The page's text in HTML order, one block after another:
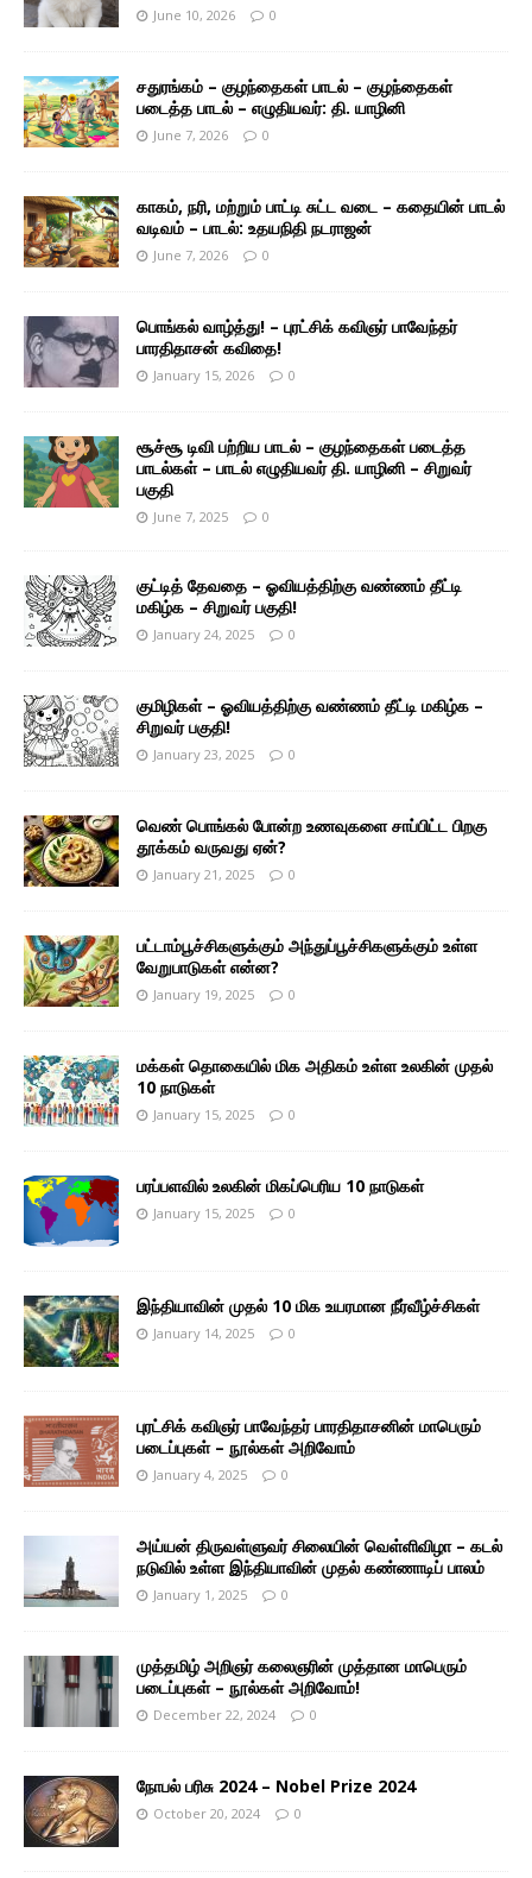
June 10, 2026 0
சதுரங்கம் – குழந்தைகள் பாடல் – குழந்தைகள்
படைத்த பாடல் – எழுதியவர்: தி. யாழினி
June 7, 2026 0
காகம், நரி, மற்றும் பாட்டி சுட்ட வடை – கதையின் பாடல்
வடிவம் – பாடல்: உதயநிதி நடராஜன்
June 7, 2026 0
பொங்கல் வாழ்த்து! – புரட்சிக் கவிஞர் பாவேந்தர்
பாரதிதாசன் கவிதை!
January 15, 2026 0
சூச்சூ டிவி பற்றிய பாடல் – குழந்தைகள் படைத்த
பாடல்கள் – பாடல் எழுதியவர் தி. யாழினி – சிறுவர்
பகுதி
June 7, 2025 0
குட்டித் தேவதை – ஓவியத்திற்கு வண்ணம் தீட்டி
மகிழ்க – சிறுவர் பகுதி!
January 24, 2025 0
குமிழிகள் – ஓவியத்திற்கு வண்ணம் தீட்டி மகிழ்க –
சிறுவர் பகுதி!
January 23, 2025 0
வெண் பொங்கல் போன்ற உணவுகளை சாப்பிட்ட பிறகு
தூக்கம் வருவது ஏன்?
January 21, 2025 0
பட்டாம்பூச்சிகளுக்கும் அந்துப்பூச்சிகளுக்கும் உள்ள
வேறுபாடுகள் என்ன?
January 19, 2025 0
மக்கள் தொகையில் மிக அதிகம் உள்ள உலகின் முதல்
10 நாடுகள்
January 15, 2025 0
பரப்பளவில் உலகின் மிகப்பெரிய 10 நாடுகள்
January 15, 2025 0
இந்தியாவின் முதல் 10 மிக உயரமான நீர்வீழ்ச்சிகள்
January 14, 2025 0
புரட்சிக் கவிஞர் பாவேந்தர் பாரதிதாசனின் மாபெரும்
படைப்புகள் – நூல்கள் அறிவோம்
January 4, 2025 0
அய்யன் திருவள்ளுவர் சிலையின் வெள்ளிவிழா – கடல்
நடுவில் உள்ள இந்தியாவின் முதல் கண்ணாடிப் பாலம்
January 1, 2025 0
முத்தமிழ் அறிஞர் கலைஞரின் முத்தான மாபெரும்
படைப்புகள் – நூல்கள் அறிவோம்!
December 22, 2024 0
நோபல் பரிசு 2024 – Nobel Prize 2024
October 20, 2024 0